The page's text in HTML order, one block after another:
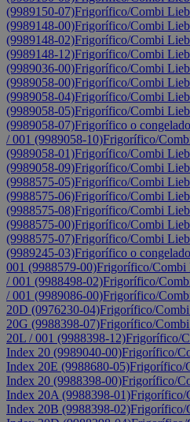
(9989150-07)Frigorífico/Combi
(9989148-00)Frigorífico/Combi
(9989148-02)Frigorífico/Combi
(9989148-12)Frigorífico/Combi
(9989036-00)Frigorífico/Combi
(9989058-00)Frigorífico/Combi
(9989058-04)Frigorífico/Combi
(9989058-05)Frigorífico/Combi
(9989058-07)Frigorífico o
/ 001 (9989058-10)Frigorífico/
(9989058-01)Frigorífico/Combi
(9989058-09)Frigorífico/Combi
(9988575-05)Frigorífico/Combi
(9988575-06)Frigorífico/Combi
(9988575-08)Frigorífico/Combi
(9988575-00)Frigorífico/Combi
(9988575-07)Frigorífico/Combi
(9989245-03)Frigorífico o
001 (9988579-00)Frigorífico/Combi
/ 001 (9988498-02)Frigorífico/
/ 001 (9989086-00)Frigorífico/
20D (0976230-04)Frigorífico/
20G (9988398-07)Frigorífico/
20L / 001 (9988398-12)Frigorífico/
Index 20 (9989040-00)Frigorífico/
Index 20E (9988680-05)Frigorífico/
Index 20 (9988398-00)Frigorífico/
Index 20A (9988398-01)Frigorífico/
Index 20B (9988398-02)Frigorífico/